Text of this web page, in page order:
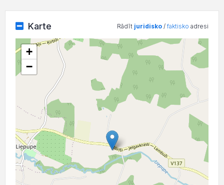
Karte Rādīt juridisko /faktisko adresi
+
−